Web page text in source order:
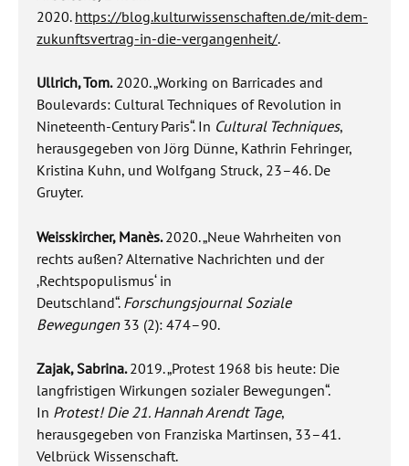
2020.https://blog.kulturwissenschaften.de/mit-dem-
zukunftsvertrag-in-die-vergangenheit/.
Ullrich, Tom.2020. „Working on Barricades and
Boulevards: Cultural Techniques of Revolution in
Nineteenth-Century Paris“. In Cultural Techniques,
herausgegeben von Jörg Dünne, Kathrin Fehringer,
Kristina Kuhn, und Wolfgang Struck, 23–46. De
Gruyter.
Weisskircher, Manès.2020. „Neue Wahrheiten von
rechts außen? Alternative Nachrichten und der
‚Rechtspopulismus‘ in
Deutschland“.Forschungsjournal Soziale
Bewegungen33 (2): 474–90.
Zajak, Sabrina.2019. „Protest 1968 bis heute: Die
langfristigen Wirkungen sozialer Bewegungen“.
In Protest! Die 21. Hannah Arendt Tage,
herausgegeben von Franziska Martinsen, 33–41.
Velbrück Wissenschaft.